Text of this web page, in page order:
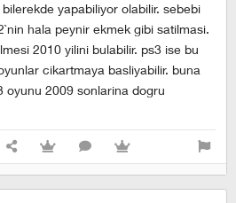
yapabiliyor olabilir. sebebi
hala peynir ekmek gibi satilmasi.
2010 yilini bulabilir. ps3 ise bu
cikartmaya basliyabilir. buna
oyunu 2009 sonlarina dogru